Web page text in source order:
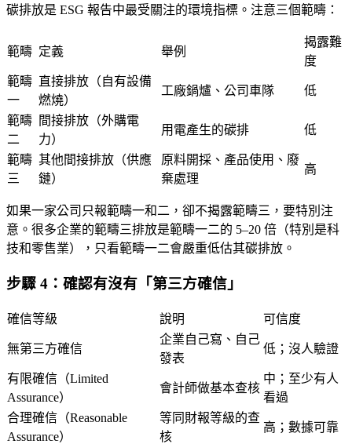
碳排放是 ESG 報告中最受關注的環境指標。注意三個範疇：
範疇 定義 舉例
揭露難
度
範疇
一
直接排放（自有設備
燃燒）
工廠鍋爐、公司車隊 低
範疇
二
間接排放（外購電
力）
用電產生的碳排 低
範疇
三
其他間接排放（供應
鏈）
原料開採、產品使用、廢
棄處理
高
如果一家公司只報範疇一和二，卻不揭露範疇三，要特別注
意。很多企業的範疇三排放是範疇一二的 5–20 倍（特別是科
技和零售業），只看範疇一二會嚴重低估其碳排放。
步驟 4：確認有沒有「第三方確信」
確信等級 說明 可信度
無第三方確信
企業自己寫、自己
發表
低；沒人驗證
有限確信（Limited
Assurance）
會計師做基本查核
中；至少有人
看過
合理確信（Reasonable
Assurance）
等同財報等級的查
核
高；數據可靠